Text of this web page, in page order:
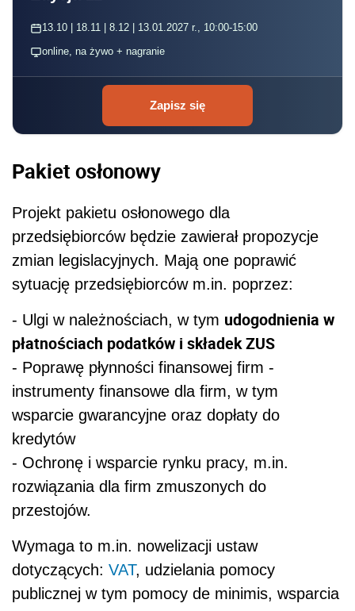
13.10 | 18.11 | 8.12 | 13.01.2027 r., 10:00-15:00
online, na żywo + nagranie
Zapisz się
Pakiet osłonowy
Projekt pakietu osłonowego dla
przedsiębiorców będzie zawierał propozycje
zmian legislacyjnych. Mają one poprawić
sytuację przedsiębiorców m.in. poprzez:
- Ulgi w należnościach, w tym udogodnienia w
płatnościach podatków i składek ZUS
- Poprawę płynności finansowej firm -
instrumenty finansowe dla firm, w tym
wsparcie gwarancyjne oraz dopłaty do
kredytów
- Ochronę i wsparcie rynku pracy, m.in.
rozwiązania dla firm zmuszonych do
przestojów.
Wymaga to m.in. nowelizacji ustaw
dotyczących: VAT, udzielania pomocy
publicznej w tym pomocy de minimis, wsparcia